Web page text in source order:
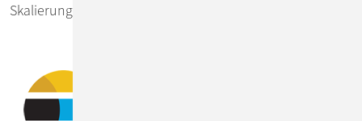
Skalierung selbst bei großen Datenmengen.